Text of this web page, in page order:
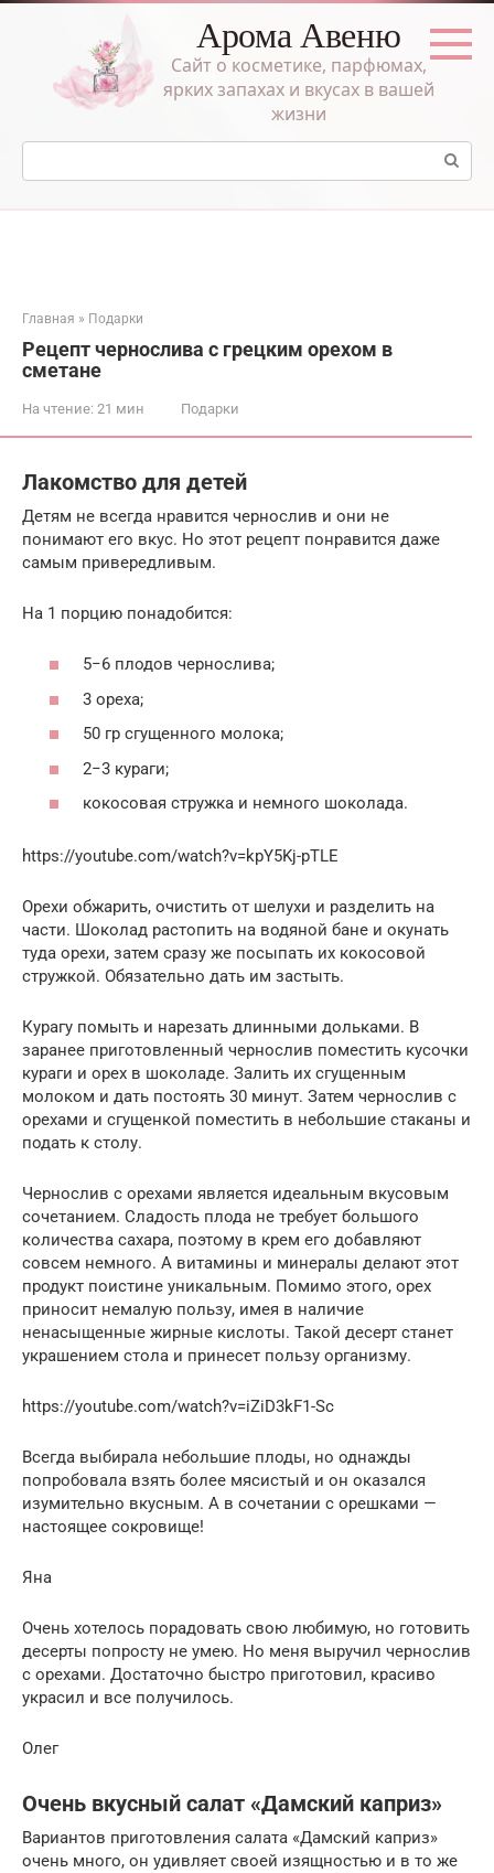
Перейти
Арома Авеню
Сайт о косметике, парфюмах,
ярких запахах и вкусах в вашей
жизни
Поиск:
Главная » Подарки
Рецепт чернослива с грецким орехом в
сметане
На чтение: 21 мин Подарки
Лакомство для детей
Детям не всегда нравится чернослив и они не
понимают его вкус. Но этот рецепт понравится даже
самым привередливым.
На 1 порцию понадобится:
5−6 плодов чернослива;
3 ореха;
50 гр сгущенного молока;
2−3 кураги;
кокосовая стружка и немного шоколада.
https://youtube.com/watch?v=kpY5Kj-pTLE
Орехи обжарить, очистить от шелухи и разделить на
части. Шоколад растопить на водяной бане и окунать
туда орехи, затем сразу же посыпать их кокосовой
стружкой. Обязательно дать им застыть.
Курагу помыть и нарезать длинными дольками. В
заранее приготовленный чернослив поместить кусочки
кураги и орех в шоколаде. Залить их сгущенным
молоком и дать постоять 30 минут. Затем чернослив с
орехами и сгущенкой поместить в небольшие стаканы и
подать к столу.
Чернослив с орехами является идеальным вкусовым
сочетанием. Сладость плода не требует большого
количества сахара, поэтому в крем его добавляют
совсем немного. А витамины и минералы делают этот
продукт поистине уникальным. Помимо этого, орех
приносит немалую пользу, имея в наличие
ненасыщенные жирные кислоты. Такой десерт станет
украшением стола и принесет пользу организму.
https://youtube.com/watch?v=iZiD3kF1-Sc
Всегда выбирала небольшие плоды, но однажды
попробовала взять более мясистый и он оказался
изумительно вкусным. А в сочетании с орешками —
настоящее сокровище!
Яна
Очень хотелось порадовать свою любимую, но готовить
десерты попросту не умею. Но меня выручил чернослив
с орехами. Достаточно быстро приготовил, красиво
украсил и все получилось.
Олег
Очень вкусный салат «Дамский каприз»
Вариантов приготовления салата «Дамский каприз»
очень много, он удивляет своей изящностью и в то же